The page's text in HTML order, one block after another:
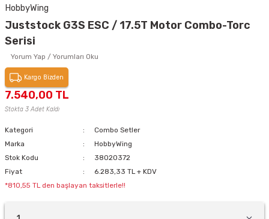
HobbyWing
Juststock G3S ESC / 17.5T Motor Combo-Torc
Serisi
Yorum Yap / Yorumları Oku
Kargo Bizden
7.540,00 TL
Stokta 3 Adet Kaldı
Kategori
Combo Setler
Marka
HobbyWing
Stok Kodu
38020372
Fiyat
6.283,33 TL + KDV
*810,55 TL den başlayan taksitlerle!!